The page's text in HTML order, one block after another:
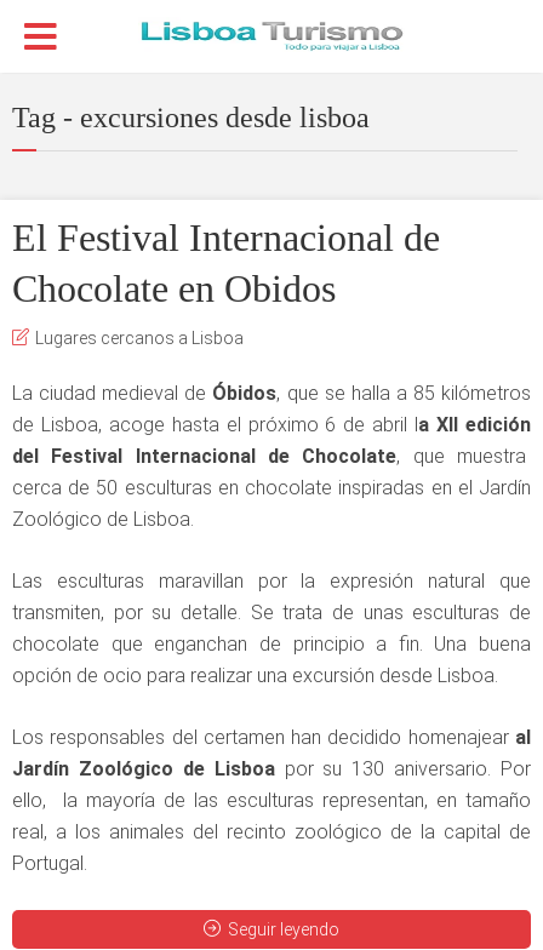
Tag - excursiones desde lisboa
El Festival Internacional de
Chocolate en Obidos
Lugares cercanos a Lisboa
La ciudad medieval de Óbidos, que se halla a 85 kilómetros
de Lisboa, acoge hasta el próximo 6 de abril la XII edición
del Festival Internacional de Chocolate, que muestra
cerca de 50 esculturas en chocolate inspiradas en el Jardín
Zoológico de Lisboa.
Las esculturas maravillan por la expresión natural que
transmiten, por su detalle. Se trata de unas esculturas de
chocolate que enganchan de principio a fin. Una buena
opción de ocio para realizar una excursión desde Lisboa.
Los responsables del certamen han decidido homenajear al
Jardín Zoológico de Lisboapor su 130 aniversario. Por
ello, la mayoría de las esculturas representan, en tamaño
real, a los animales del recinto zoológico de la capital de
Portugal.
Seguir leyendo